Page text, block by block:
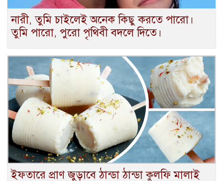
নারী, তুমি চাইলেই অনেক কিছু করতে পারো।
তুমি পারো, পুরো পৃথিবী বদলে দিতে।
ইফতারে প্রাণ জুড়াবে ঠান্ডা ঠান্ডা কুলফি মালাই